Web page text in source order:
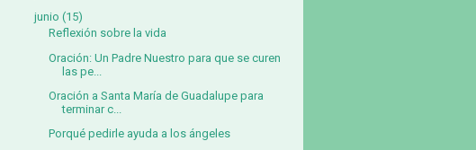
junio (15)
Reflexión sobre la vida
Oración: Un Padre Nuestro para que se curen
las pe...
Oración a Santa María de Guadalupe para
terminar c...
Porqué pedirle ayuda a los ángeles